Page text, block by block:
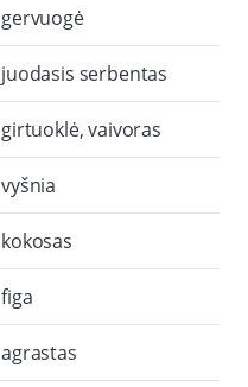
gervuogė
juodasis serbentas
girtuoklė, vaivoras
vyšnia
kokosas
figa
agrastas